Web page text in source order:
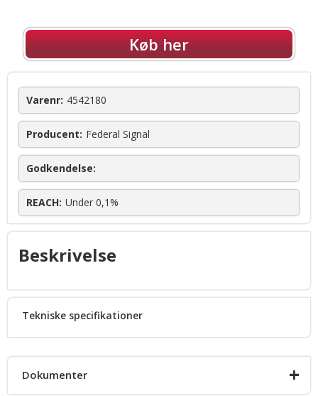
Køb her
Dokumenter +
Varenr: 4542180
Producent: Federal Signal
Godkendelse:
REACH: Under 0,1%
Beskrivelse
Tekniske specifikationer